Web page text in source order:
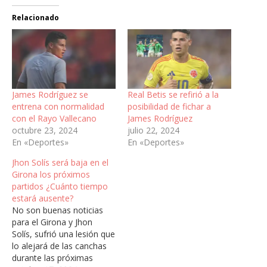
Relacionado
James Rodríguez se
entrena con normalidad
con el Rayo Vallecano
octubre 23, 2024
En «Deportes»
Real Betis se refirió a la
posibilidad de fichar a
James Rodríguez
julio 22, 2024
En «Deportes»
Jhon Solís será baja en el
Girona los próximos
partidos ¿Cuánto tiempo
estará ausente?
No son buenas noticias
para el Girona y Jhon
Solís, sufrió una lesión que
lo alejará de las canchas
durante las próximas